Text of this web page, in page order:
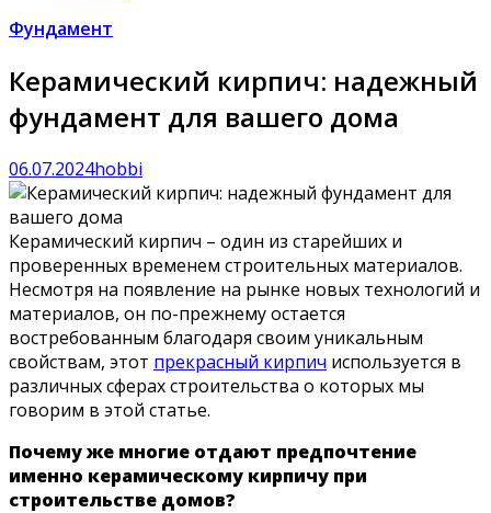
Фундамент
Керамический кирпич: надежный
фундамент для вашего дома
06.07.2024hobbi
Керамический кирпич – один из старейших и
проверенных временем строительных материалов.
Несмотря на появление на рынке новых технологий и
материалов, он по-прежнему остается
востребованным благодаря своим уникальным
свойствам, этот прекрасный кирпич используется в
различных сферах строительства о которых мы
говорим в этой статье.
Почему же многие отдают предпочтение
именно керамическому кирпичу при
строительстве домов?